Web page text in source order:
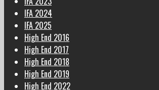
IFA 2024
IFA 2025
High End 2016
High End 2017
High End 2018
High End 2019
High End 2022